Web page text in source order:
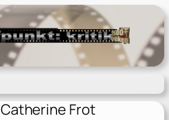
Catherine Frot